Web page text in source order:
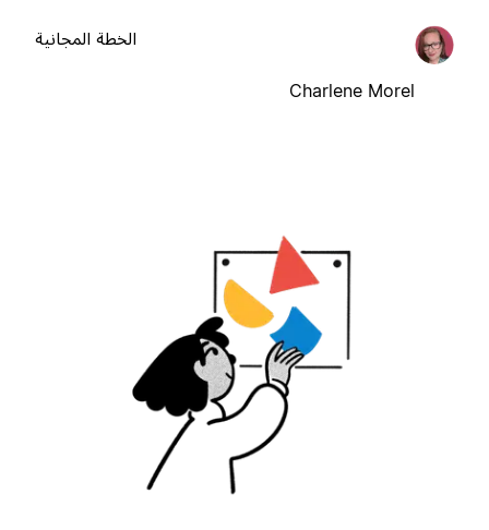
Charlene Morel
الخطة المجانية